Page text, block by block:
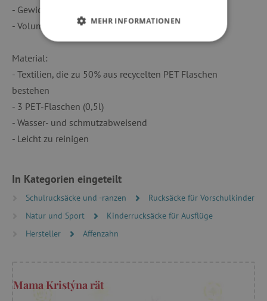
- Gewicht: ca. 200 g
- Volumen:: ca. 4 Liter
Material:
- Textilien, die zu 50% aus recycelten PET Flaschen
bestehen
- 3 PET-Flaschen (0,5l)
- Wasser- und schmutzabweisend
- Leicht zu reinigen
In Kategorien eingeteilt
Schulrucksäcke und -ranzen
Rucksäcke für Vorschulkinder
Natur und Sport
Kinderrucksäcke für Ausflüge
Hersteller
Affenzahn
Mama Kristýna rät
MEHR INFORMATIONEN
UNBEDINGT ERFORDERLICH
PERFORMANCE
TARGETING
Unbedingt erforderlich
Targeting
Funktionalität
wesentliche Kernfunktionen der Website wie die
Name